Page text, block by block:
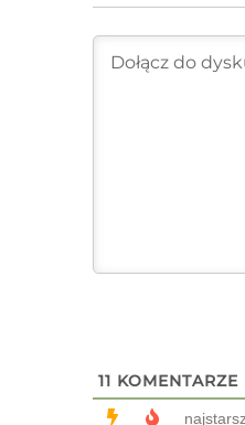
11 KOMENTARZE